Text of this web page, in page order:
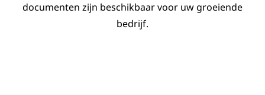
documenten zijn beschikbaar voor uw groeiende
bedrijf.